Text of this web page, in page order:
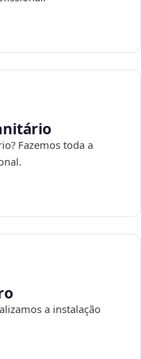
Fazemos toda a
a instalação